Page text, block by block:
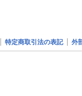
特定商取引法の表記 外